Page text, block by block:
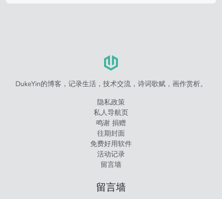
DukeYin的博客，记录生活，技术交流，诗词歌赋，画作赏析。
隐私政策
私人导航页
鸣谢 捐赠
往期封面
免费好用软件
活动记录
留言墙
留言墙